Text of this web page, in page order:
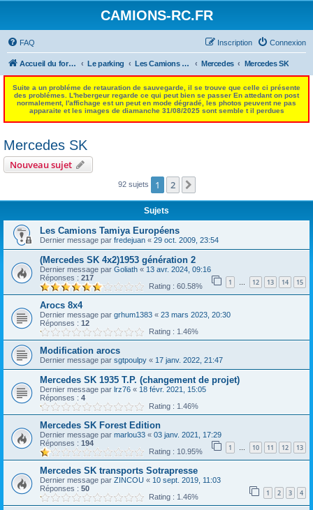
CAMIONS-RC.FR
FAQ Connexion
Inscription
Accueil du forum Le parking Les Camions Tamiya Européens Mercedes Mercedes SK
Suite a un probléme de retauration de sauvegarde, il se trouve que celle ci présente
des problémes. L'hebergeur regarde ce qui peut bien se passer En attedant on post
normalement, l'affichage est un peut en mode dégradé, les photos peuvent ne pas
apparaite et les images de diamanche 31/08/2025 sont semble t il perdues
Mercedes SK
Nouveau sujet
92 sujets 1 2
Sujets
Les Camions Tamiya Européens
Dernier message par fredejuan « 29 oct. 2009, 23:54
(Mercedes SK 4x2)1953 génération 2
Dernier message par Goliath « 13 avr. 2024, 09:16
Réponses : 217 1 … 12 13 14 15
Rating : 60.58%
Arocs 8x4
Dernier message par grhum1383 « 23 mars 2023, 20:30
Réponses : 12
Rating : 1.46%
Modification arocs
Dernier message par sgtpoulpy « 17 janv. 2022, 21:47
Mercedes SK 1935 T.P. (changement de projet)
Dernier message par lrz76 « 18 févr. 2021, 15:05
Réponses : 4
Rating : 1.46%
Mercedes SK Forest Edition
Dernier message par marlou33 « 03 janv. 2021, 17:29
Réponses : 194 1 … 10 11 12 13
Rating : 10.95%
Mercedes SK transports Sotrapresse
Dernier message par ZINCOU « 10 sept. 2019, 11:03
Réponses : 50 1 2 3 4
Rating : 1.46%